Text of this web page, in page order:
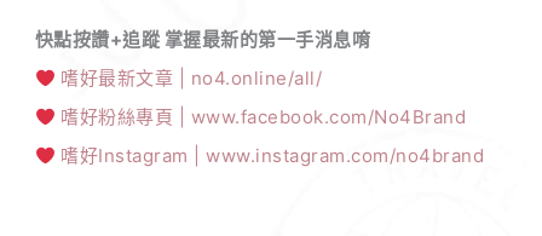
快點按讚+追蹤 掌握最新的第一手消息唷
嗜好最新文章 | no4.online/all/
嗜好粉絲專頁 | www.facebook.com/No4Brand
嗜好Instagram | www.instagram.com/no4brand